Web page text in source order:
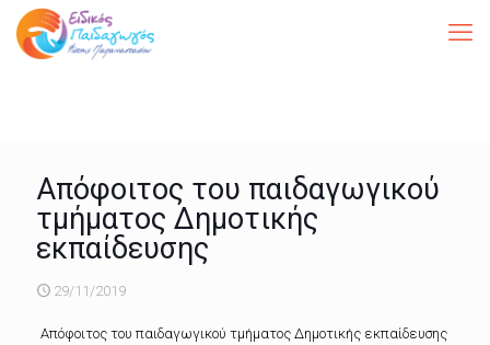
Απόφοιτος του παιδαγωγικού
τμήματος Δημοτικής
εκπαίδευσης
29/11/2019
Απόφοιτος του παιδαγωγικού τμήματος Δημοτικής εκπαίδευσης